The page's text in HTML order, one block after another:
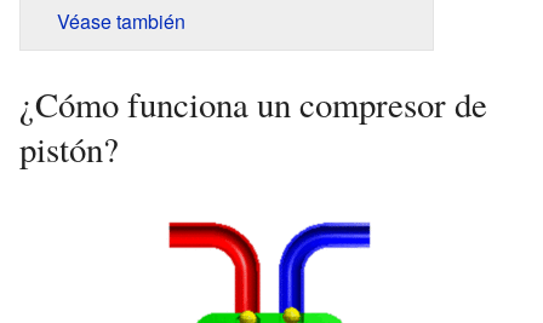
Véase también
¿Cómo funciona un compresor de
pistón?